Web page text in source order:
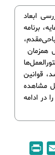
ابعاد
برنامه
همزمان
قوانین
مشاهده
در ادامه